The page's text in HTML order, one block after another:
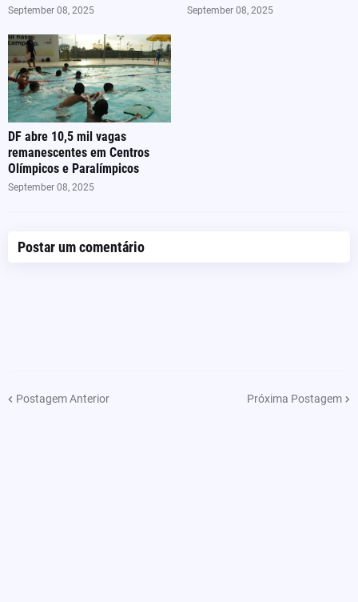
September 08, 2025 September 08, 2025
DF abre 10,5 mil vagas
remanescentes em Centros
Olímpicos e Paralímpicos
September 08, 2025
Postar um comentário
Postagem Anterior Próxima Postagem